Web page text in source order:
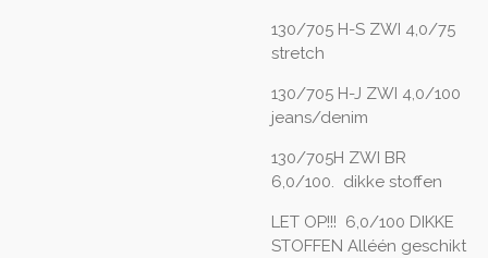
130/705 H-S ZWI 4,0/75
stretch
130/705 H-J ZWI 4,0/100
jeans/denim
130/705H ZWI BR
6,0/100. dikke stoffen
LET OP!!! 6,0/100 DIKKE
STOFFEN Alléén geschikt